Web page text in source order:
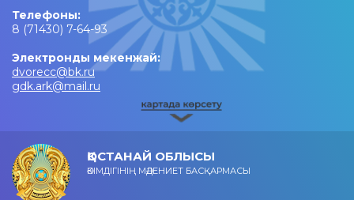
Телефоны:
8 (71430) 7-64-93
Электронды мекенжай:
dvorecc@bk.ru
gdk.ark@mail.ru
ҚОСТАНАЙ ОБЛЫСЫ
ӘКІМДІГІНІҢ МӘДЕНИЕТ БАСҚАРМАСЫ